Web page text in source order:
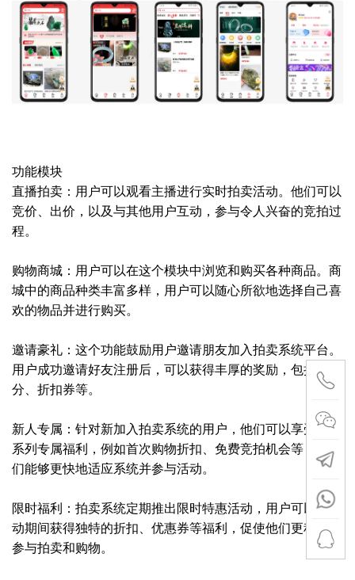
功能模块
直播拍卖：用户可以观看主播进行实时拍卖活动。他们可以
竞价、出价，以及与其他用户互动，参与令人兴奋的竞拍过
程。
购物商城：用户可以在这个模块中浏览和购买各种商品。商
城中的商品种类丰富多样，用户可以随心所欲地选择自己喜
欢的物品并进行购买。
邀请豪礼：这个功能鼓励用户邀请朋友加入拍卖系统平台。
用户成功邀请好友注册后，可以获得丰厚的奖励，包括积
分、折扣券等。
新人专属：针对新加入拍卖系统的用户，他们可以享受到一
系列专属福利，例如首次购物折扣、免费竞拍机会等，让他
们能够更快地适应系统并参与活动。
限时福利：拍卖系统定期推出限时特惠活动，用户可以在活
动期间获得独特的折扣、优惠券等福利，促使他们更积极地
参与拍卖和购物。